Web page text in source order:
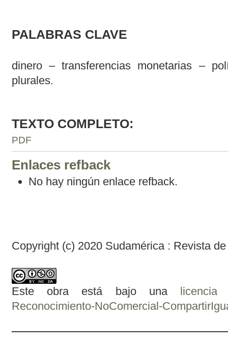
PALABRAS CLAVE
dinero – transferencias monetarias –
plurales.
TEXTO COMPLETO:
PDF
Enlaces refback
No hay ningún enlace refback.
Copyright (c) 2020 Sudamérica : Revista
Este obra está bajo una licencia
Reconocimiento-NoComercial-